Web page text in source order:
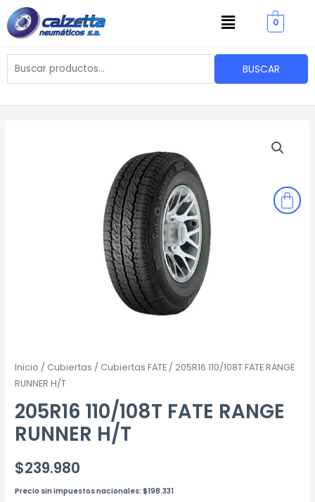
al
contenido
Menu 0
Buscar
por:
BUSCAR
Inicio / Cubiertas / Cubiertas FATE / 205R16 110/108T FATE RANGE
RUNNER H/T
205R16 110/108T FATE RANGE
RUNNER H/T
$239.980
Precio sin impuestos nacionales:$198.331